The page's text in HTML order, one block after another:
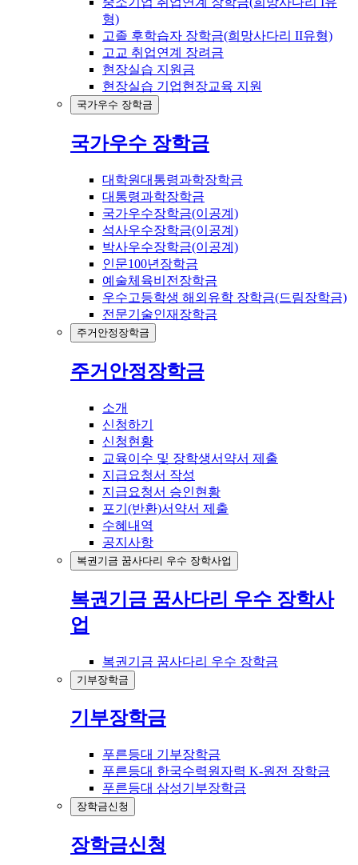
형)
고졸 후학습자 장학금(희망사다리 II유형)
고교 취업연계 장려금
현장실습 지원금
현장실습 기업현장교육 지원
국가우수 장학금
국가우수 장학금
대학원대통령과학장학금
대통령과학장학금
국가우수장학금(이공계)
석사우수장학금(이공계)
박사우수장학금(이공계)
인문100년장학금
예술체육비전장학금
우수고등학생 해외유학 장학금(드림장학금)
전문기술인재장학금
주거안정장학금
주거안정장학금
소개
신청하기
신청현황
교육이수 및 장학생서약서 제출
지급요청서 작성
지급요청서 승인현황
포기(반환)서약서 제출
수혜내역
공지사항
복권기금 꿈사다리 우수 장학사업
복권기금 꿈사다리 우수 장학사
업
복권기금 꿈사다리 우수 장학금
기부장학금
기부장학금
푸른등대 기부장학금
푸른등대 한국수력원자력 K-원전 장학금
푸른등대 삼성기부장학금
장학금신청
장학금신청